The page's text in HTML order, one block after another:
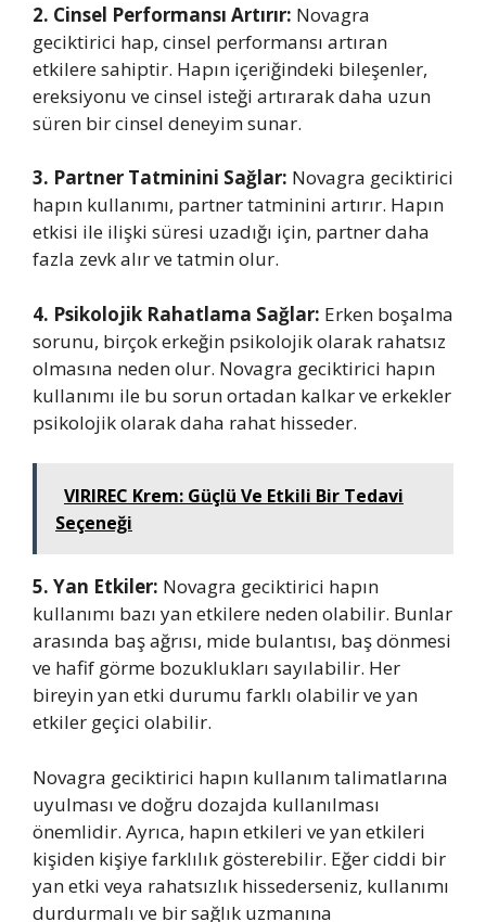
2. Cinsel Performansı Artırır: Novagra
geciktirici hap, cinsel performansı artıran
etkilere sahiptir. Hapın içeriğindeki bileşenler,
ereksiyonu ve cinsel isteği artırarak daha uzun
süren bir cinsel deneyim sunar.
3. Partner Tatminini Sağlar: Novagra geciktirici
hapın kullanımı, partner tatminini artırır. Hapın
etkisi ile ilişki süresi uzadığı için, partner daha
fazla zevk alır ve tatmin olur.
4. Psikolojik Rahatlama Sağlar: Erken boşalma
sorunu, birçok erkeğin psikolojik olarak rahatsız
olmasına neden olur. Novagra geciktirici hapın
kullanımı ile bu sorun ortadan kalkar ve erkekler
psikolojik olarak daha rahat hisseder.
VIRIREC Krem: Güçlü Ve Etkili Bir Tedavi
Seçeneği
5. Yan Etkiler: Novagra geciktirici hapın
kullanımı bazı yan etkilere neden olabilir. Bunlar
arasında baş ağrısı, mide bulantısı, baş dönmesi
ve hafif görme bozuklukları sayılabilir. Her
bireyin yan etki durumu farklı olabilir ve yan
etkiler geçici olabilir.
Novagra geciktirici hapın kullanım talimatlarına
uyulması ve doğru dozajda kullanılması
önemlidir. Ayrıca, hapın etkileri ve yan etkileri
kişiden kişiye farklılık gösterebilir. Eğer ciddi bir
yan etki veya rahatsızlık hissederseniz, kullanımı
durdurmalı ve bir sağlık uzmanına